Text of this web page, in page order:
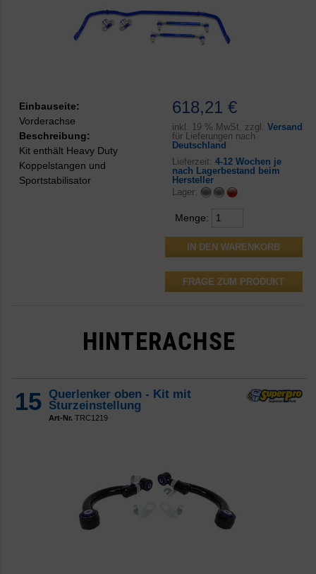
618,21 €
inkl. 19 % MwSt. zzgl. Versand
für Lieferungen nach
Deutschland
Lieferzeit: 4-12 Wochen je
nach Lagerbestand beim
Hersteller
Lager:
Menge:
FRAGE ZUM PRODUKT
Einbauseite:
Vorderachse
Beschreibung:
Kit enthält Heavy Duty
Koppelstangen und
Sportstabilisator
HINTERACHSE
15 Querlenker oben - Kit mit
Sturzeinstellung
Art-Nr. TRC1219